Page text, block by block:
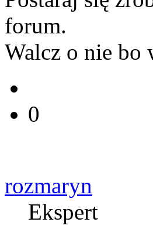
forum.
Walcz o nie bo
0
rozmaryn
Ekspert